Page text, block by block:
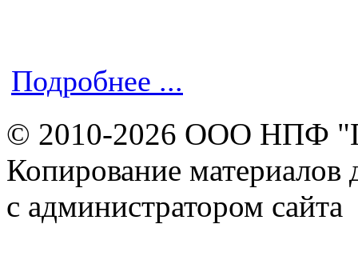
Подробнее ...
© 2010-2026 ООО НПФ
Копирование материалов
с администратором сайта